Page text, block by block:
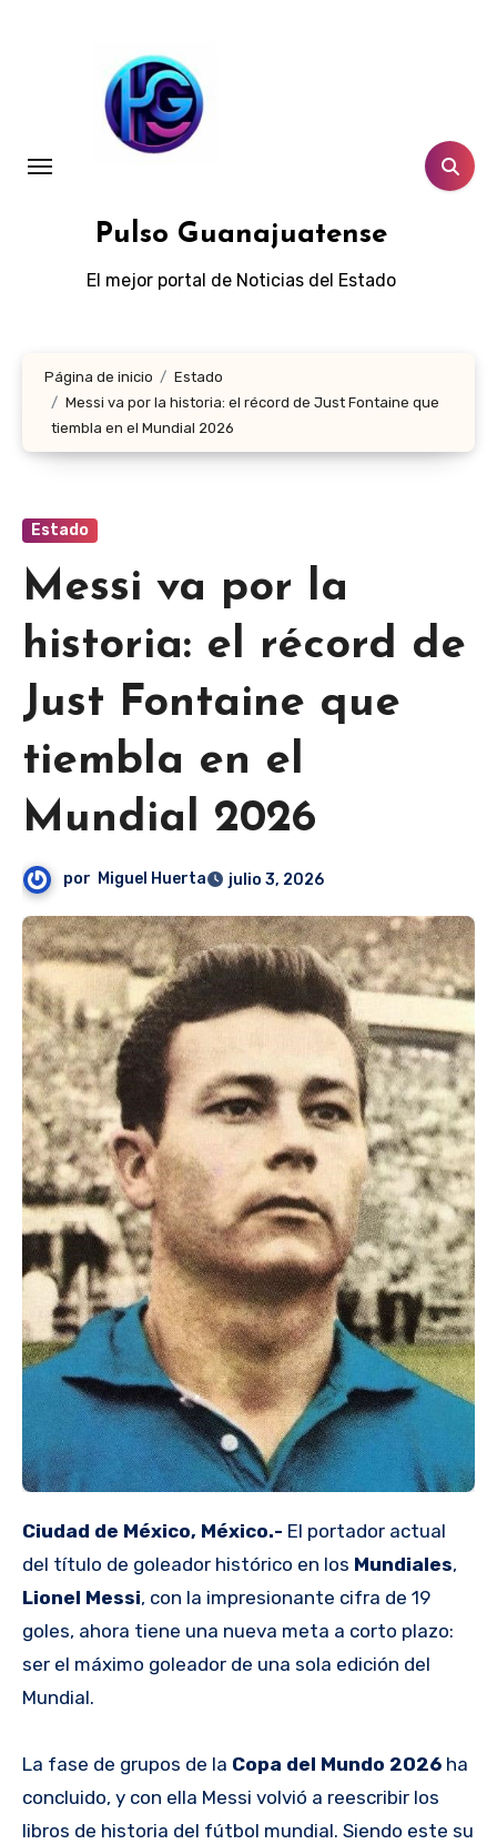
Pulso Guanajuatense
El mejor portal de Noticias del Estado
Página de inicio
Estado
Messi va por la historia: el récord de Just Fontaine que
tiembla en el Mundial 2026
Estado
Messi va por la
historia: el récord de
Just Fontaine que
tiembla en el
Mundial 2026
por Miguel Huerta julio 3, 2026
Ciudad de México, México.- El portador actual
del título de goleador histórico en los Mundiales,
Lionel Messi, con la impresionante cifra de 19
goles, ahora tiene una nueva meta a corto plazo:
ser el máximo goleador de una sola edición del
Mundial.
La fase de grupos de la Copa del Mundo 2026 ha
concluido, y con ella Messi volvió a reescribir los
libros de historia del fútbol mundial. Siendo este su